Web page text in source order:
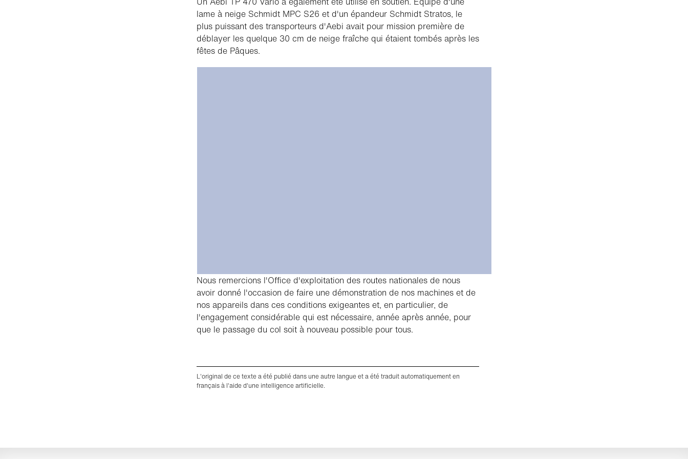
lame à neige Schmidt MPC S26 et d'un épandeur Schmidt Stratos, le
plus puissant des transporteurs d'Aebi avait pour mission première de
déblayer les quelque 30 cm de neige fraîche qui étaient tombés après les
fêtes de Pâques.
Nous remercions l'Office d'exploitation des routes nationales de nous
avoir donné l'occasion de faire une démonstration de nos machines et de
nos appareils dans ces conditions exigeantes et, en particulier, de
l'engagement considérable qui est nécessaire, année après année, pour
que le passage du col soit à nouveau possible pour tous.
L'original de ce texte a été publié dans une autre langue et a été traduit automatiquement en
français à l'aide d'une intelligence artificielle.